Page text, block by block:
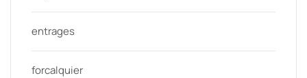
entrages
forcalquier